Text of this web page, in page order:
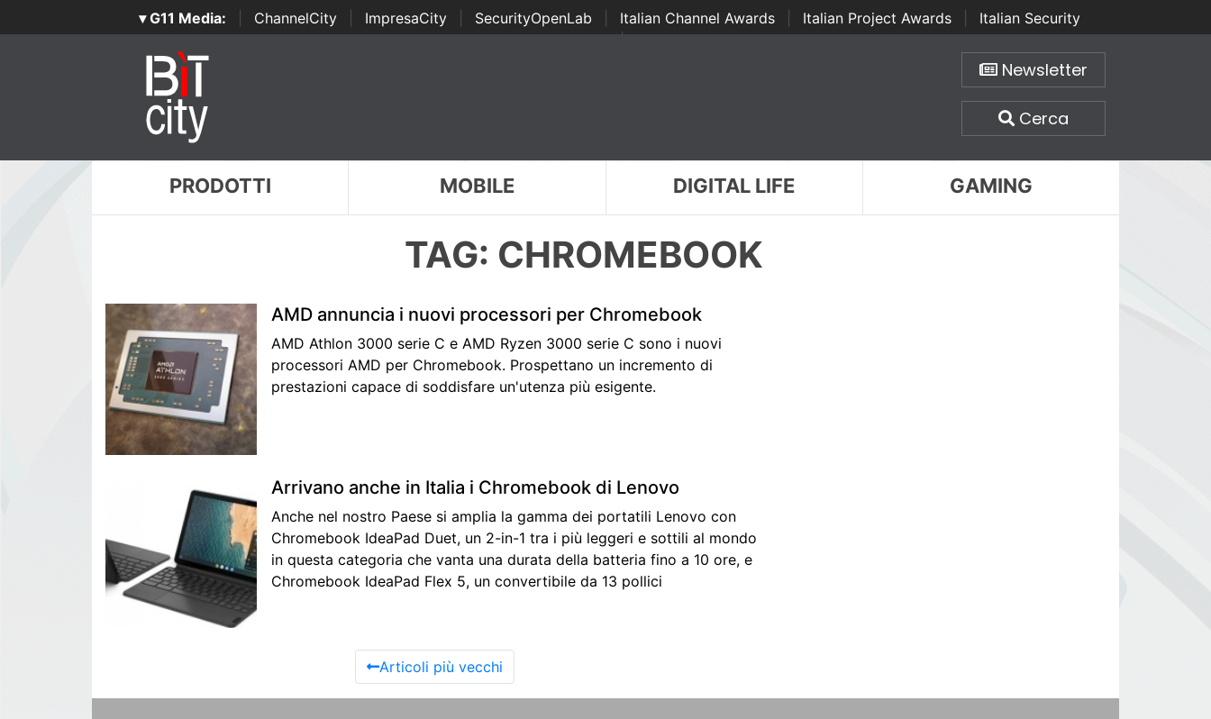
▾ G11 Media: ChannelCity ImpresaCity SecurityOpenLab Italian Channel Awards Italian Project Awards
Italian Security
Awards | ...
Newsletter
Cerca
PRODOTTI MOBILE DIGITAL LIFE GAMING
TAG: CHROMEBOOK
AMD annuncia i nuovi processori per Chromebook
AMD Athlon 3000 serie C e AMD Ryzen 3000 serie C sono i nuovi
processori AMD per Chromebook. Prospettano un incremento di
prestazioni capace di soddisfare un'utenza più esigente.
Arrivano anche in Italia i Chromebook di Lenovo
Anche nel nostro Paese si amplia la gamma dei portatili Lenovo con
Chromebook IdeaPad Duet, un 2-in-1 tra i più leggeri e sottili al mondo
in questa categoria che vanta una durata della batteria fino a 10 ore, e
Chromebook IdeaPad Flex 5, un convertibile da 13 pollici
Articoli più vecchi